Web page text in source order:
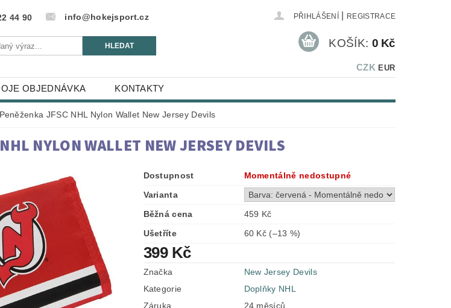
44 90 info@hokejsport.cz PŘIHLÁŠENÍ REGISTRACE
CZK EUR
KOŠÍK: 0 Kč
OBJEDNÁVKA KONTAKTY
Peněženka JFSC NHL Nylon Wallet New Jersey Devils
NYLON WALLET NEW JERSEY DEVILS
Dostupnost
Momentálně nedostupné
Varianta
Běžná cena
459 Kč
Ušetříte
60 Kč (–13 %)
399 Kč
Značka
New Jersey Devils
Kategorie
Doplňky NHL
Záruka
24 měsíců